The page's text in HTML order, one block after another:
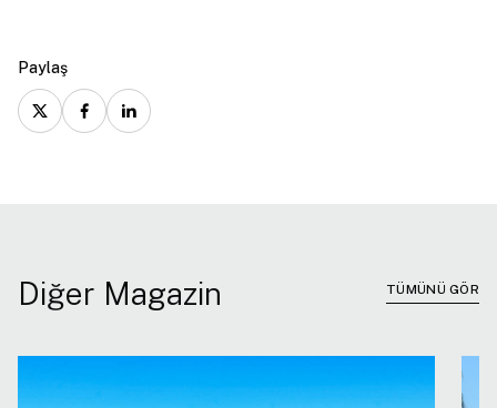
Paylaş
Diğer Magazin TÜMÜNÜ GÖR